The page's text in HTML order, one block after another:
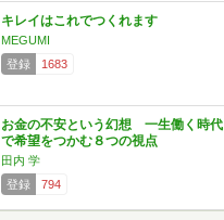
キレイはこれでつくれます
MEGUMI
登録
1683
お金の不安という幻想 一生働く時代
で希望をつかむ８つの視点
田内 学
登録
794